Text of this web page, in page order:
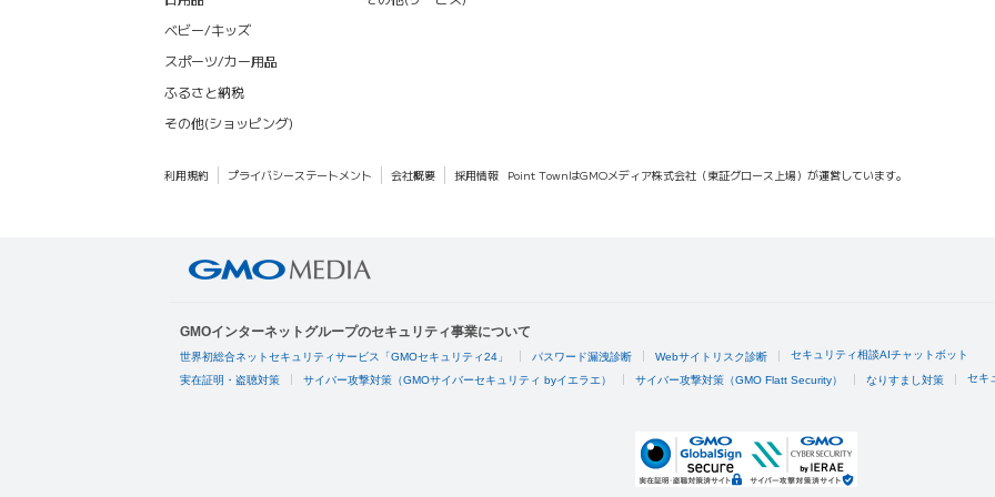
ベビー/キッズ
スポーツ/カー用品
ふるさと納税
その他(ショッピング)
利用規約 プライバシーステートメント 会社概要 採用情報 Point TownはGMOメディア株式会社（東証グロース上場）が運営しています。
GMOインターネットグループのセキュリティ事業について
世界初総合ネットセキュリティサービス「GMOセキュリティ24」 パスワード漏洩診断 Webサイトリスク診断 セキュリティ相談AIチャットボット
実在証明・盗聴対策 サイバー攻撃対策（GMOサイバーセキュリティ byイエラエ） サイバー攻撃対策（GMO Flatt Security） なりすまし対策 セキ